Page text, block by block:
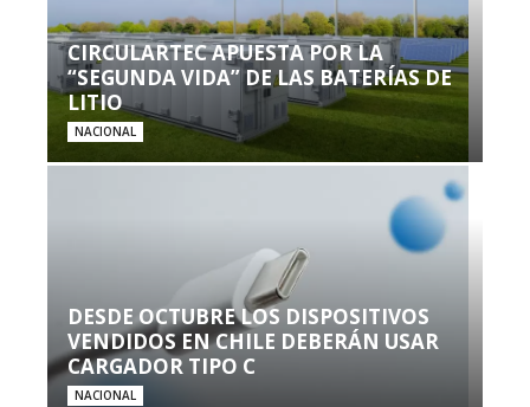
CIRCULARTEC APUESTA POR LA
“SEGUNDA VIDA” DE LAS BATERÍAS DE
LITIO
NACIONAL
DESDE OCTUBRE LOS DISPOSITIVOS
VENDIDOS EN CHILE DEBERÁN USAR
CARGADOR TIPO C
NACIONAL